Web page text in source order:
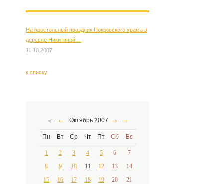
На престольный праздник Покровского храма в
деревне Никитиной…
11.10.2007
к списку
← ← Октябрь 2007 → →
Пн Вт Ср Чт Пт Сб Вс
1 2 3 4 5 6
7
8
9 10 11 12 13
14
15
16 17 18 19 20
21